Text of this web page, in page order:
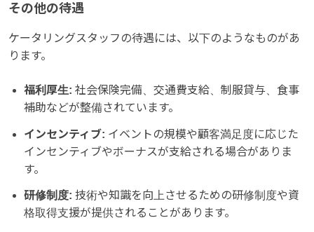
その他の待遇
ケータリングスタッフの待遇には、以下のようなものがあ
ります。
福利厚生: 社会保険完備、交通費支給、制服貸与、食事
補助などが整備されています。
インセンティブ: イベントの規模や顧客満足度に応じた
インセンティブやボーナスが支給される場合がありま
す。
研修制度: 技術や知識を向上させるための研修制度や資
格取得支援が提供されることがあります。